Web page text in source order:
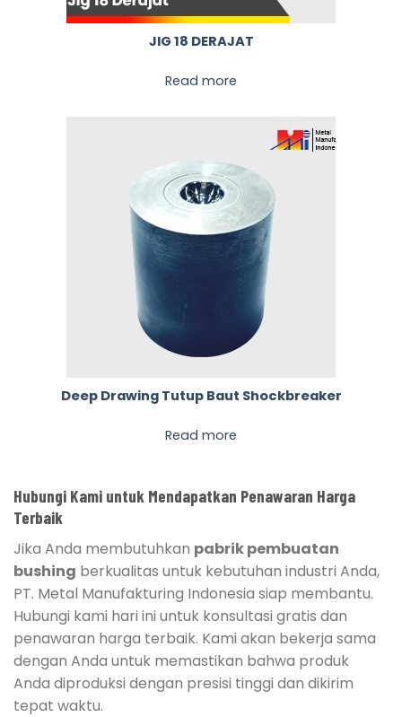
JIG 18 DERAJAT
Read more
Deep Drawing Tutup Baut Shockbreaker
Read more
Hubungi Kami untuk Mendapatkan Penawaran Harga
Terbaik
Jika Anda membutuhkan pabrik pembuatan
bushing berkualitas untuk kebutuhan industri Anda,
PT. Metal Manufakturing Indonesia siap membantu.
Hubungi kami hari ini untuk konsultasi gratis dan
penawaran harga terbaik. Kami akan bekerja sama
dengan Anda untuk memastikan bahwa produk
Anda diproduksi dengan presisi tinggi dan dikirim
tepat waktu.